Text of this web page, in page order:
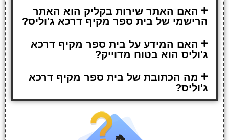
האם האתר שירות בקליק הוא האתר
הרישמי של בית ספר מקיף דרכא ג'וליס?
האם המידע על בית ספר מקיף דרכא
ג'וליס הוא בטוח מדוייק?
מה הכתובת של בית ספר מקיף דרכא
ג'וליס?